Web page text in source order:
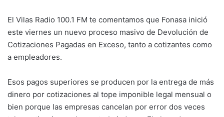
El Vilas Radio 100.1 FM te comentamos que Fonasa inició
este viernes un nuevo proceso masivo de Devolución de
Cotizaciones Pagadas en Exceso, tanto a cotizantes como
a empleadores.
Esos pagos superiores se producen por la entrega de más
dinero por cotizaciones al tope imponible legal mensual o
bien porque las empresas cancelan por error dos veces